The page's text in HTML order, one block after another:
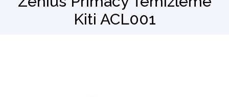
Barkod OkuyucuKiti ACL001